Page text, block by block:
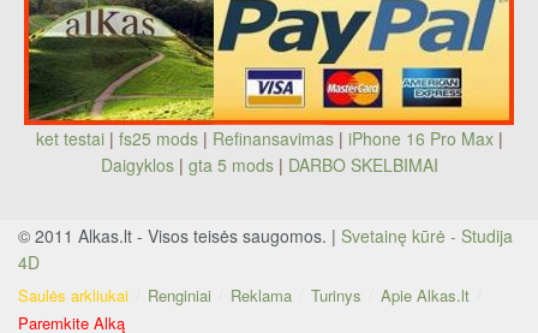
ket testai | fs25 mods| Refinansavimas| iPhone 16 Pro Max|
Daigyklos| gta 5 mods | DARBO SKELBIMAI
© 2011 Alkas.lt - Visos teisės saugomos. | Svetainę kūrė - Studija
4D
Saulės arkliukai Renginiai Reklama Turinys
Apie Alkas.lt
Paremkite Alką